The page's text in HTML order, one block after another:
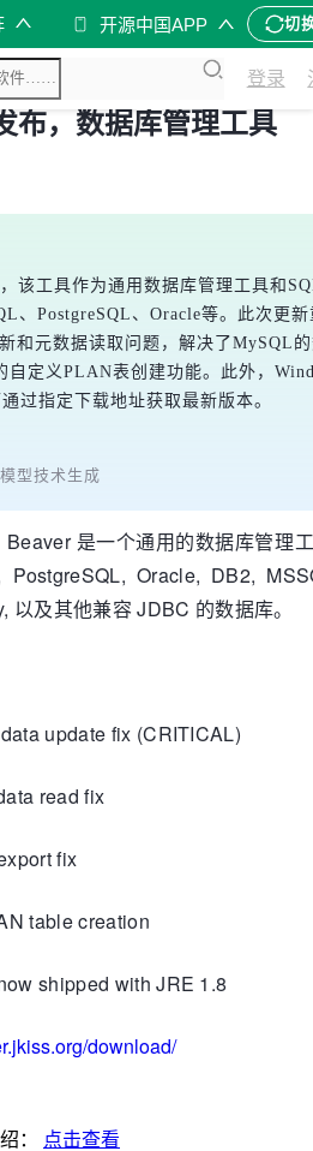
开源中国APP 切
登录
布，数据库管理工具
该工具作为通用数据库管理工具和
、PostgreSQL、Oracle等。此次更
和元数据读取问题，解决了MySQL
自定义PLAN表创建功能。此外，
过指定下载地址获取最新版本。
型技术生成
是一个通用的数据库管理
Oracle, DB2,
以及其他兼容 JDBC 的数据库。
update fix (CRITICAL)
read fix
fix
table creation
shipped with JRE 1.8
download/
：
点击查看